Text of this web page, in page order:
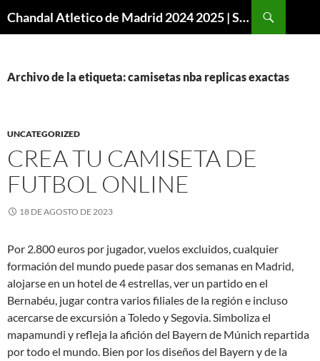
Chandal Atletico de Madrid 2024 2025 | SuperVigo
Archivo de la etiqueta: camisetas nba replicas exactas
UNCATEGORIZED
CREA TU CAMISETA DE
FUTBOL ONLINE
18 DE AGOSTO DE 2023
Por 2.800 euros por jugador, vuelos excluidos, cualquier
formación del mundo puede pasar dos semanas en Madrid,
alojarse en un hotel de 4 estrellas, ver un partido en el
Bernabéu, jugar contra varios filiales de la región e incluso
acercarse de excursión a Toledo y Segovia. Simboliza el
mapamundi y refleja la afición del Bayern de Múnich repartida
por todo el mundo. Bien por los diseños del Bayern y de la